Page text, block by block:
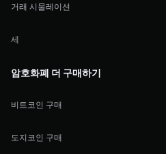
거래 시물레이션
세
암호화폐 더 구매하기
비트코인 구매
도지코인 구매